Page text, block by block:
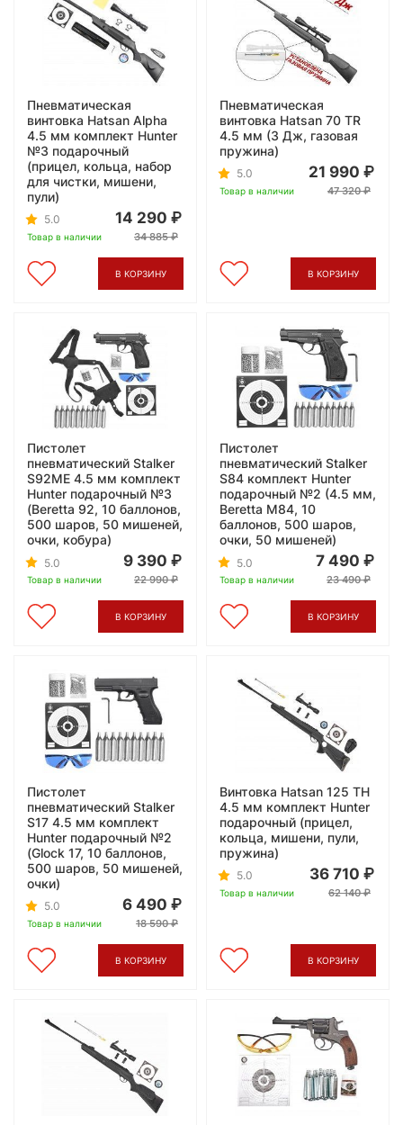
Пневматическая
винтовка Hatsan Alpha
4.5 мм комплект Hunter
№3 подарочный
(прицел, кольца, набор
для чистки, мишени,
пули)
5.0
Товар в наличии
14 290
34 885
В КОРЗИНУ
Пневматическая
винтовка Hatsan 70 TR
4.5 мм (3 Дж, газовая
пружина)
5.0
Товар в наличии
21 990
47 320
В КОРЗИНУ
Пистолет
пневматический Stalker
S92ME 4.5 мм комплект
Hunter подарочный №3
(Beretta 92, 10 баллонов,
500 шаров, 50 мишеней,
очки, кобура)
5.0
Товар в наличии
9 390
22 990
В КОРЗИНУ
Пистолет
пневматический Stalker
S84 комплект Hunter
подарочный №2 (4.5 мм,
Beretta M84, 10
баллонов, 500 шаров,
очки, 50 мишеней)
5.0
Товар в наличии
7 490
23 490
В КОРЗИНУ
Пистолет
пневматический Stalker
S17 4.5 мм комплект
Hunter подарочный №2
(Glock 17, 10 баллонов,
500 шаров, 50 мишеней,
очки)
5.0
Товар в наличии
6 490
18 590
В КОРЗИНУ
Винтовка Hatsan 125 TH
4.5 мм комплект Hunter
подарочный (прицел,
кольца, мишени, пули,
пружина)
5.0
Товар в наличии
36 710
62 140
В КОРЗИНУ